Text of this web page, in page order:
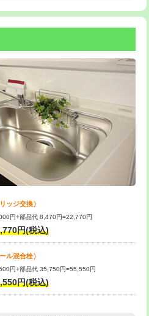
水洗浄便
22,000円
3,300円
) 5,500円
バンド止
5,500円
戻し作
11,000円
HI）使
HI）使
管・銅
で)
44,000円
+3,300円
33,000円
8,800円
掃・修
作業）
11,000円
掃・修
作業）
22,000円
清掃・修
重作業）
33,000円
ッジ交換）
円+部品代 8,470円=22,770円
円(税込)
ル混合栓）
円+部品代 35,750円=55,550円
円(税込)